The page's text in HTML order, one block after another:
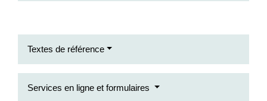
Textes de référence
Services en ligne et formulaires